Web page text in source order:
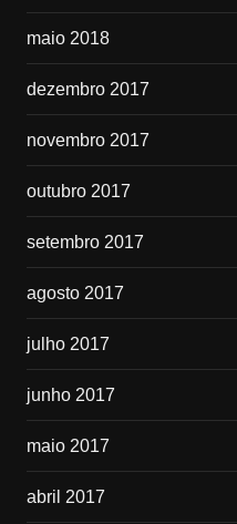
maio 2018
dezembro 2017
novembro 2017
outubro 2017
setembro 2017
agosto 2017
julho 2017
junho 2017
maio 2017
abril 2017